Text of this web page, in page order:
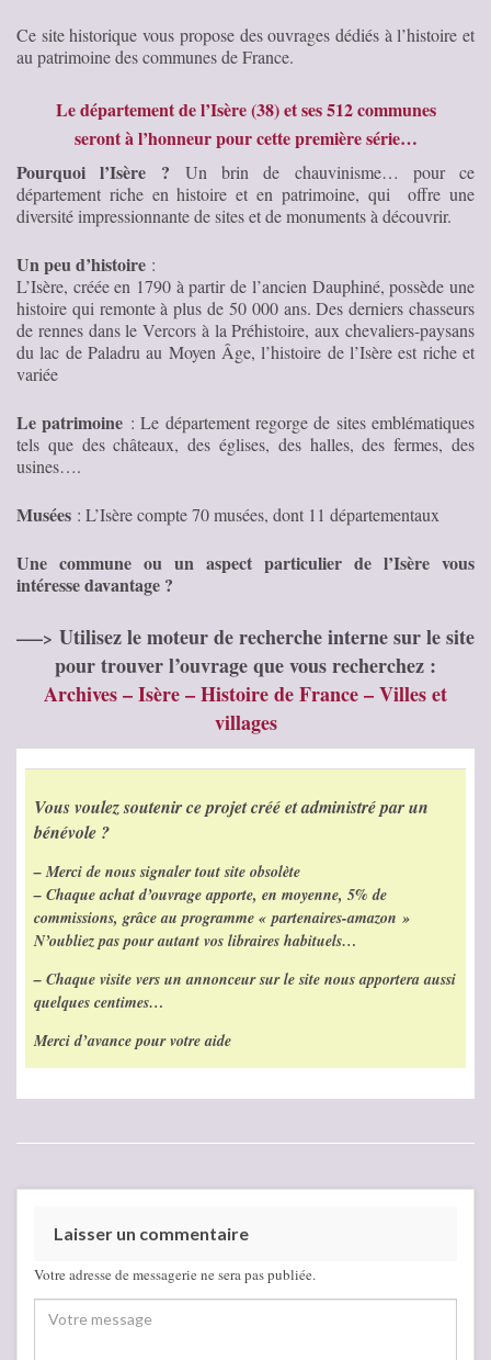
Ce site historique vous propose des ouvrages dédiés à l’histoire et
au patrimoine des communes de France.
Le département de l’Isère (38) et ses 512 communes
seront à l’honneur pour cette première série…
Pourquoi l’Isère ? Un brin de chauvinisme… pour ce
département riche en histoire et en patrimoine, qui offre une
diversité impressionnante de sites et de monuments à découvrir.
Un peu d’histoire :
L’Isère, créée en 1790 à partir de l’ancien Dauphiné, possède une
histoire qui remonte à plus de 50 000 ans. Des derniers chasseurs
de rennes dans le Vercors à la Préhistoire, aux chevaliers-paysans
du lac de Paladru au Moyen Âge, l’histoire de l’Isère est riche et
variée
Le patrimoine : Le département regorge de sites emblématiques
tels que des châteaux, des églises, des halles, des fermes, des
usines….
Musées : L’Isère compte 70 musées, dont 11 départementaux
Une commune ou un aspect particulier de l’Isère vous
intéresse davantage ?
—–> Utilisez le moteur de recherche interne sur le site
pour trouver l’ouvrage que vous recherchez :
Archives – Isère – Histoire de France – Villes et
villages
Vous voulez soutenir ce projet créé et administré par un
bénévole ?
– Merci de nous signaler tout site obsolète
– Chaque achat d’ouvrage apporte, en moyenne, 5% de
commissions, grâce au programme « partenaires-amazon »
N’oubliez pas pour autant vos libraires habituels…
– Chaque visite vers un annonceur sur le site nous apportera aussi
quelques centimes…
Merci d’avance pour votre aide
Laisser un commentaire
Votre adresse de messagerie ne sera pas publiée.